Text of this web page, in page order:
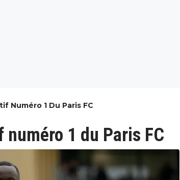
Numéro 1 Du Paris FC
1 du Paris FC